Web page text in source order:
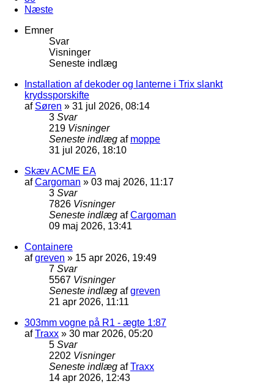
Næste
Emner
Svar
Visninger
Seneste indlæg
Installation af dekoder og lanterne i Trix slankt
krydssporskifte
af Søren » 31 jul 2026, 08:14
3 Svar
219 Visninger
Seneste indlæg af moppe
31 jul 2026, 18:10
Skæv ACME EA
afCargoman » 03 maj 2026, 11:17
3 Svar
7826 Visninger
Seneste indlæg afCargoman
09 maj 2026, 13:41
Containere
afgreven » 15 apr 2026, 19:49
7 Svar
5567 Visninger
Seneste indlæg afgreven
21 apr 2026, 11:11
303mm vogne på R1 - ægte 1:87
afTraxx » 30 mar 2026, 05:20
5 Svar
2202 Visninger
Seneste indlæg afTraxx
14 apr 2026, 12:43